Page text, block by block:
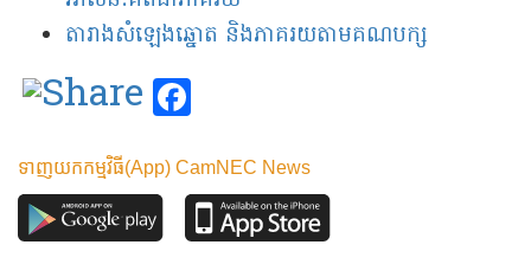
តារាង​សំឡេងឆ្នោត និង​ភាគរយ​តាម​គណបក្ស
ទាញយកកម្មវិធី(App) CamNEC News